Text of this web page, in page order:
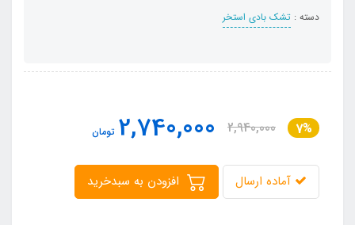
دسته : تشک بادی استخر
7%
2,940,000
2,740,000 تومان
آماده ارسال